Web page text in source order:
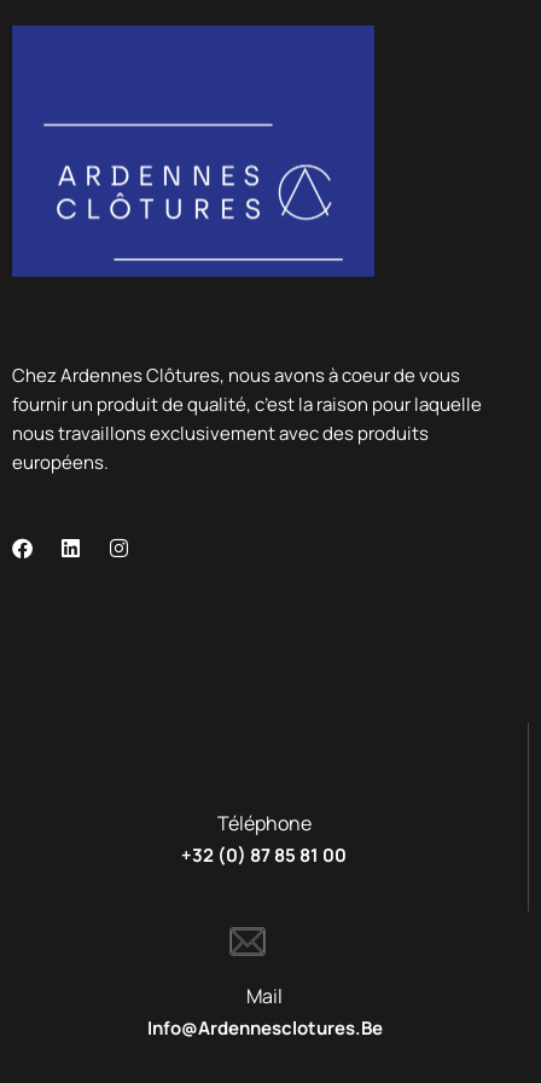
Chez Ardennes Clôtures, nous avons à coeur de vous
fournir un produit de qualité, c’est la raison pour laquelle
nous travaillons exclusivement avec des produits
européens.
Téléphone
+32 (0) 87 85 81 00
Mail
Info@ardennesclotures.be